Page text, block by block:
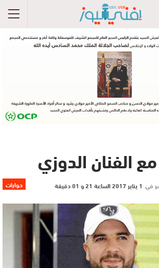
الفنان الدوزي
حوارات في 1 يناير 2017 الساعة 21 و 01 دقيقة